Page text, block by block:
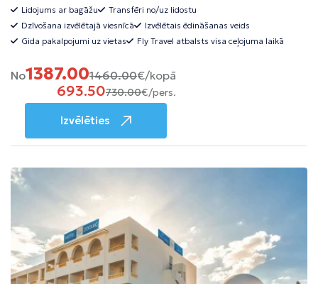
Lidojums ar bagāžu
Transfēri no/uz lidostu
Dzīvošana izvēlētajā viesnīcā
Izvēlētais ēdināšanas veids
Gida pakalpojumi uz vietas
Fly Travel atbalsts visa ceļojuma laikā
No1387.001460.00€/kopā
693.50730.00€/pers.
Izvēlēties